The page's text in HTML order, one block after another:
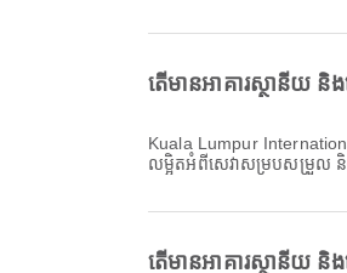
តើមានអាគារស្ថានីយ
Kuala Lumpur International Airport ផ្តល់ បរិភោគអាហារ, តំបន់ជក់បារី, សណ្ឋាគារព្រលានយន្តហោះ និងសេវាកម្មផ្សេងៗទៀត ដើម្បីធ្វើឱ្យបទពិសោធន៍ធ្វើដំណើររបស់អ្នកប្រសើរឡើង។ អ្នកអាចពិនិត្យព័ត៌មាន
លម្អិតអំពីសេវាសម្របសម្រួល
តើមានអាគារស្ថានីយ